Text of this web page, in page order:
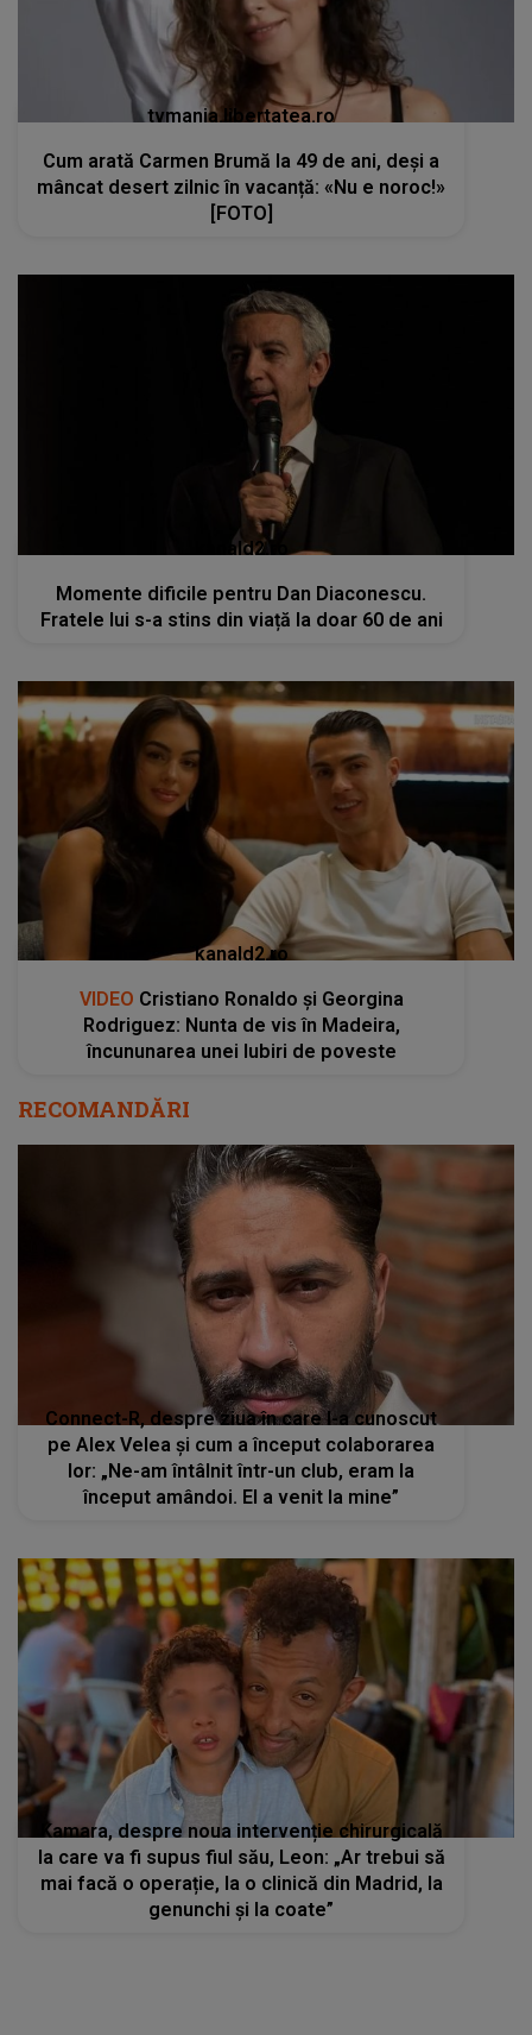
tvmania.libertatea.ro
Cum arată Carmen Brumă la 49 de ani, deși a
mâncat desert zilnic în vacanță: «Nu e noroc!»
[FOTO]
kanald2.ro
Momente dificile pentru Dan Diaconescu.
Fratele lui s-a stins din viață la doar 60 de ani
kanald2.ro
VIDEO Cristiano Ronaldo și Georgina
Rodriguez: Nunta de vis în Madeira,
încununarea unei Iubiri de poveste
RECOMANDĂRI
Connect-R, despre ziua în care l-a cunoscut
pe Alex Velea și cum a început colaborarea
lor: „Ne-am întâlnit într-un club, eram la
început amândoi. El a venit la mine”
Kamara, despre noua intervenție chirurgicală
la care va fi supus fiul său, Leon: „Ar trebui să
mai facă o operație, la o clinică din Madrid, la
genunchi și la coate”